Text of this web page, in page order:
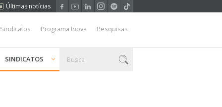
Últimas notícias
Programa Inova Pesquisas
SINDICATOS